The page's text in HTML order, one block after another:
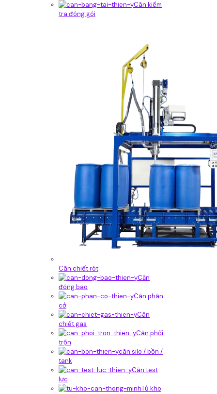
Cân kiểm
tra đóng gói
Cân chiết rót
Căn
đóng bao
Cân phân
cở
Cân
chiết gas
Cân phối
trộn
cân silo / bồn /
tank
Cân test
lực
Tủ kho